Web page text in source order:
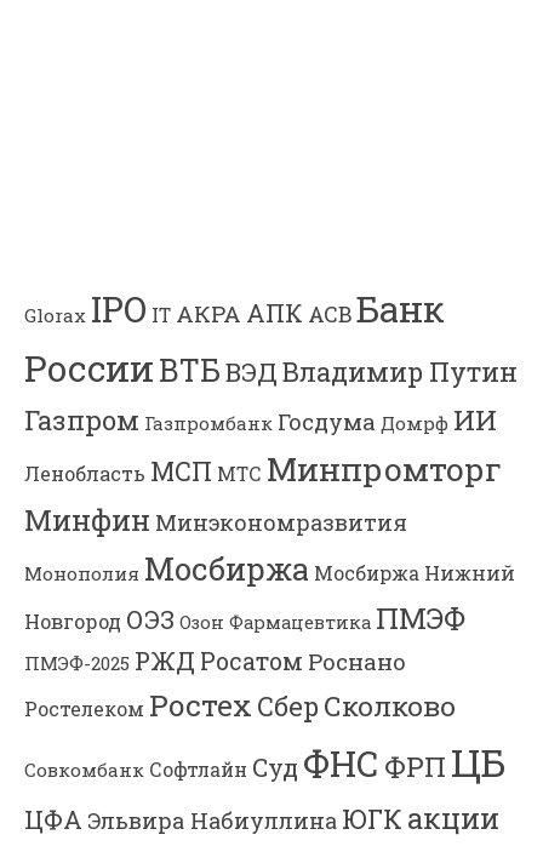
Glorax IPO IT АКРА АПК АСВБанк
РоссииВТБВЭДВладимир Путин
Газпром Газпромбанк Госдума Домрф ИИ
Ленобласть МСП МТС Минпромторг
Минфин Минэкономразвития
Монополия Мосбиржа Мосбиржа Нижний
Новгород ОЭЗ Озон Фармацевтика ПМЭФ
ПМЭФ-2025 РЖД Росатом Роснано
Ростелеком Ростех Сбер Сколково
Совкомбанк Софтлайн Суд ФНС ФРП ЦБ
ЦФА Эльвира Набиуллина ЮГК акции